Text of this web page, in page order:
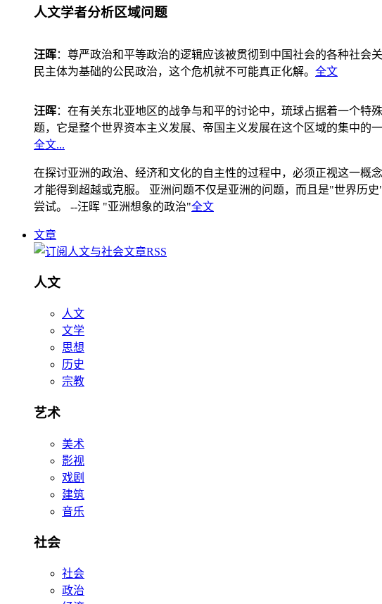
人文学者分析区域问题
汪晖：尊严政治和平等政治的逻辑应该被贯彻到中国社会的各种社会
民主体为基础的公民政治，这个危机就不可能真正化解。 全文
汪晖：在有关东北亚地区的战争与和平的讨论中，琉球占据着一个特
题，它是整个世界资本主义发展、帝国主义发展在这个区域的集中的一
全文...
在探讨亚洲的政治、经济和文化的自主性的过程中，必须正视这一概
才能得到超越或克服。 亚洲问题不仅是亚洲的问题，而且是"世界历
尝试。 --汪晖 "亚洲想象的政治"全文
文章
人文
人文
文学
思想
历史
宗教
艺术
美术
影视
戏剧
建筑
音乐
社会
社会
政治